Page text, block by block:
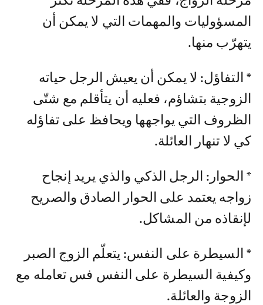
المسؤوليات والمهمات التي لا يمكن أن
يتهرّب منها.
* التفاؤل: لا يمكن أن يعيش الرجل حياته
الزوجية بتشاؤم، فعليه أن يتأقلم مع شتّى
الظروف التي يواجهها ويحافظ على تفاؤله
كي لا تنهار العائلة.
* الحوار: الرجل الذكي والذي يريد إنجاح
زواجه يعتمد على الحوار الصادق والصريح
لإنقاذه من المشاكل.
* السيطرة على النفس: يتعلّم الزوج الصبر
وكيفية السيطرة على النفس فس تعامله مع
الزوجة والعائلة.